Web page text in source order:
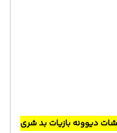
دیوونه بازیات بد شری